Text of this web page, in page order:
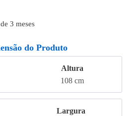
3 meses
do Produto
Altura
108 cm
Largura